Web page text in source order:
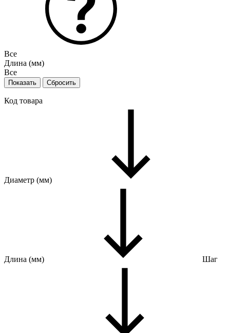
Все
Длина (мм)
Все
Код товара
Диаметр (мм)
Длина (мм) Шаг